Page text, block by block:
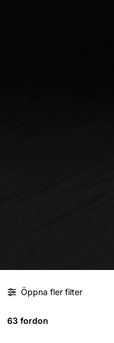
Öppna fler filter
63 fordon